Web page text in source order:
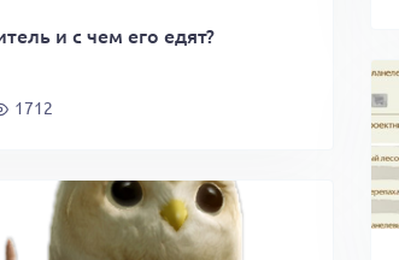
и с чем его едят?
1712